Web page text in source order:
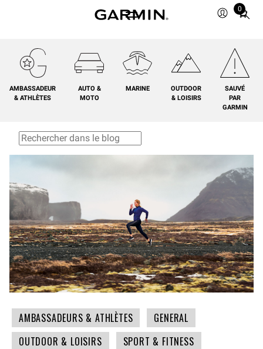
0
Total
cart:
0
AMBASSADEUR
& ATHLÈTES
AUTO &
MOTO
MARINE
OUTDOOR
& LOISIRS
SAUVÉ
PAR
GARMIN
AMBASSADEURS & ATHLÈTES
GENERAL
OUTDOOR & LOISIRS
SPORT & FITNESS